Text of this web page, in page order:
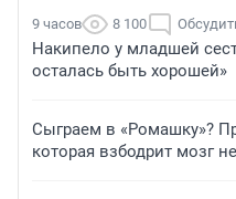
9 часов 8 100
Накипело у младшей
осталась быть хорошей»
Сыграем в «Ромашку»?
которая взбодрит мозг